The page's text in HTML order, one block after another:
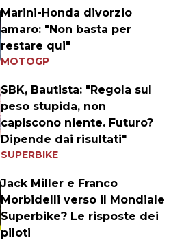
Marini-Honda divorzio
amaro: "Non basta per
restare qui"
MOTOGP
SBK, Bautista: "Regola sul
peso stupida, non
capiscono niente. Futuro?
Dipende dai risultati"
SUPERBIKE
Jack Miller e Franco
Morbidelli verso il Mondiale
Superbike? Le risposte dei
piloti